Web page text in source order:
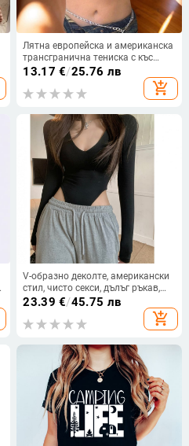
Лятна европейска и американска
трансгранична тениска с къс
ръкав и принтиране на плодове
от y2K Explosions, с щампа на
плодове, вталена, гореща за
13.17 €/25.76 лв
add_shopping_cart
V-образно деколте, американски
стил, чисто секси, дълъг ръкав,
дамски гащеризон, слим кройка,
отслабване, талия, разтеглива
вътрешна основа, риза, висяща
23.39 €/45.75 лв
add_shopping_cart